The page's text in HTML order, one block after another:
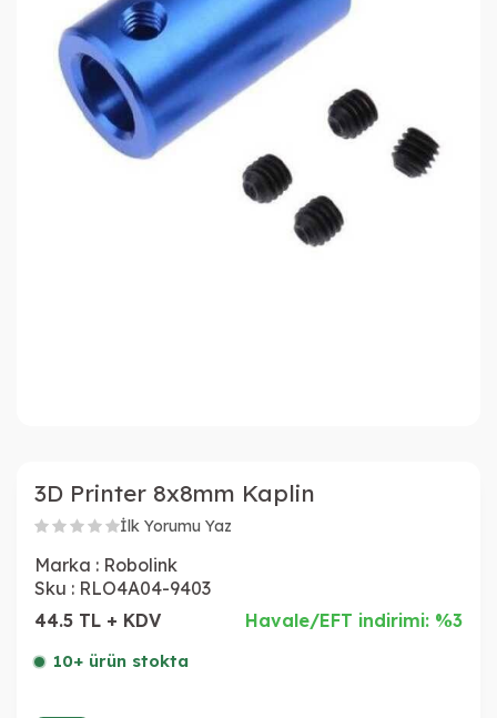
3D Printer 8x8mm Kaplin
İlk Yorumu Yaz
Marka : Robolink
Sku : RLO4A04-9403
44.5 TL + KDV
Havale/EFT indirimi: %3
10+ ürün stokta